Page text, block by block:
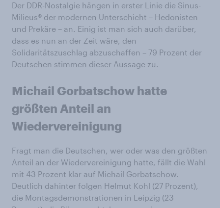
Der DDR-Nostalgie hängen in erster Linie die Sinus-
Milieus® der modernen Unterschicht – Hedonisten
und Prekäre – an. Einig ist man sich auch darüber,
dass es nun an der Zeit wäre, den
Solidaritätszuschlag abzuschaffen – 79 Prozent der
Deutschen stimmen dieser Aussage zu.
Michail Gorbatschow hatte
größten Anteil an
Wiedervereinigung
Fragt man die Deutschen, wer oder was den größten
Anteil an der Wiedervereinigung hatte, fällt die Wahl
mit 43 Prozent klar auf Michail Gorbatschow.
Deutlich dahinter folgen Helmut Kohl (27 Prozent),
die Montagsdemonstrationen in Leipzig (23